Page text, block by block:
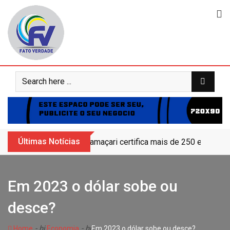
content
Últimas Notícias Camaçari certifica mais de 250
Em 2023 o dólar sobe ou
desce?